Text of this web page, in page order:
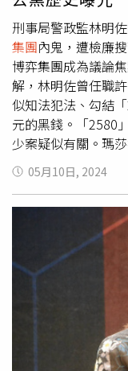
次、闕姓前副隊長
張姓小隊長記過2次
誡1次。此外，相關
隊長，張姓及田姓
整服務地區。
刑事局警政監林明
集團內鬼，遭檢廉
博弈集團成為議論
解，林明佐曾任職
似知法犯法、勾結「
元的黑錢。「2580
少案疑似有關。瑪
姓男大生深夜開車
子等3名惡煞毆打
行徑也引起外界不
少」。根據《自由
案小組追查張姓惡
下的車輛時，發現
樣，是「2580」數
有何特殊涵意？疑
意，當年開的貨車
車」。轉經營線上
「2580」，也要求
05月10日, 2024